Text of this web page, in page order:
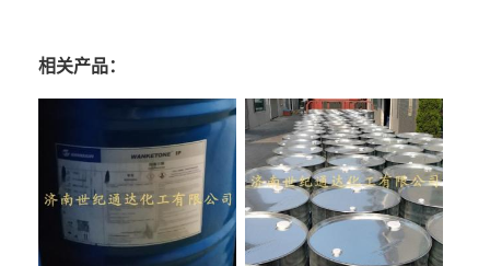
相关产品：